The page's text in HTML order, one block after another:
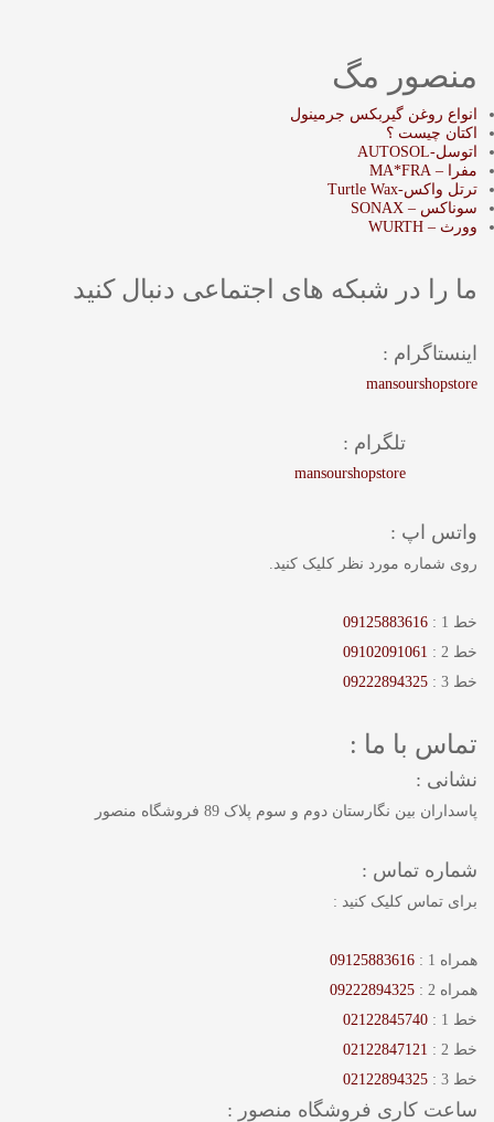
منصور مگ
انواع روغن گیربکس جرمینول
اکتان چیست ؟
اتوسل-AUTOSOL
مفرا – MA*FRA
ترتل واکس-Turtle Wax
سوناکس – SONAX
وورث – WURTH
ما را در شبکه های اجتماعی دنبال کنید
اینستاگرام :
mansourshopstore
تلگرام :
mansourshopstore
واتس اپ :
روی شماره مورد نظر کلیک کنید.
خط 1 :
09125883616
خط 2 :
09102091061
خط 3 :
09222894325
تماس با ما :
نشانی :
پاسداران بین نگارستان دوم و سوم پلاک 89 فروشگاه منصور
شماره تماس :
برای تماس کلیک کنید :
همراه 1 :
09125883616
همراه 2 :
09222894325
خط 1 :
02122845740
خط 2 :
02122847121
خط 3 :
02122894325
ساعت کاری فروشگاه منصور :